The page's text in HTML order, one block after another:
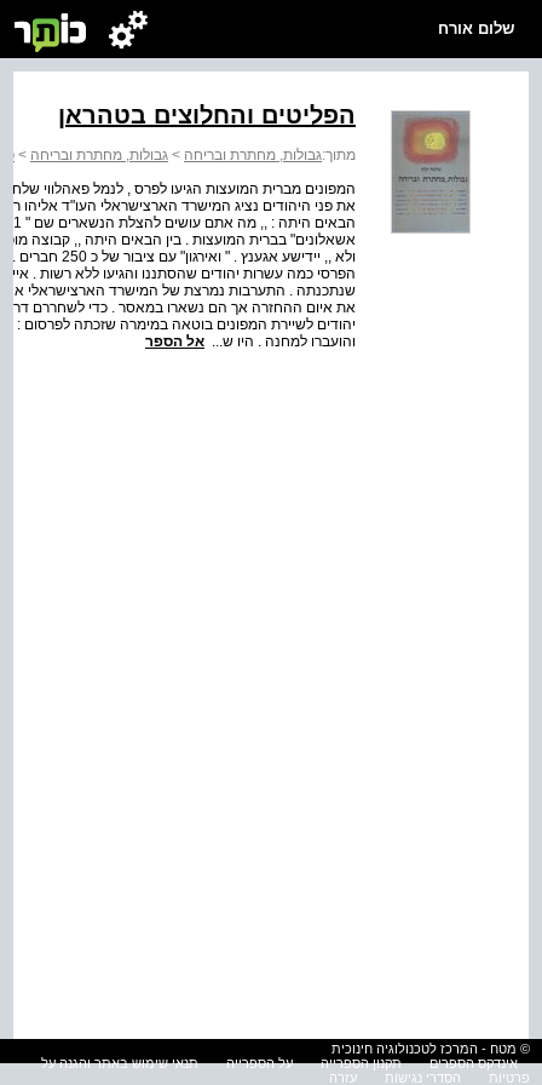
שלום אורח
הפליטים והחלוצים בטהראן
מתוך:גבולות, מחתרת ובריחה > גבולות, מחתרת ובריחה >
המפונים מברית המועצות הגיעו לפרס , לנמל פאהלווי
את פני היהודים נציג המישרד הארצישראלי העו"ד אליהו
אשאלונים" בברית המועצות . בין הבאים היתה ,, קבוצה
ולא ,, יידישע
הפרסי כמה עשרות יהודים שהסתננו והגיעו ללא רשות .
שנתכנתה . התערבות נמרצת של המישרד הארצישראלי אצל
את איום ההחזרה אך הם נשארו במאסר . כדי לשחררם
והועברו למחנה . היו ש... אל הספר
© מטח - המרכז לטכנולוגיה חינוכית
אינדקס הספרים
תקנון הספרייה על הספרייה
תנאי שימוש באתר והגנה על
פרטיות
הסדרי נגישות עזרה